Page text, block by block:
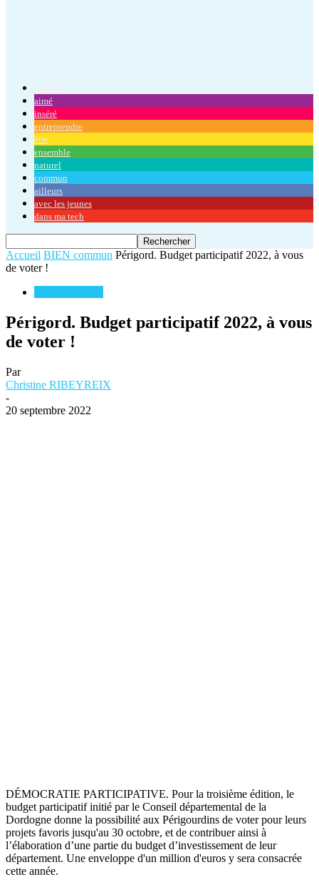
aimé
inséré
entreprendre
être
ensemble
naturel
commun
ailleurs
avec les jeunes
dans ma tech
Accueil BIEN commun Périgord. Budget participatif 2022, à vous
de voter !
Périgord. Budget participatif 2022, à vous
de voter !
Par
Christine RIBEYREIX
-
20 septembre 2022
DÉMOCRATIE PARTICIPATIVE. Pour la troisième édition, le
budget participatif initié par le Conseil départemental de la
Dordogne donne la possibilité aux Périgourdins de voter pour leurs
projets favoris jusqu'au 30 octobre, et de contribuer ainsi à
l’élaboration d’une partie du budget d’investissement de leur
département. Une enveloppe d'un million d'euros y sera consacrée
cette année.